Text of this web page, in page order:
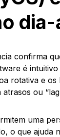
confirma
é
rotativa e os
ou
uma
o que ajuda